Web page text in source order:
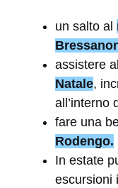
un salto al
assistere al
Natale,
all’interno
fare una
Rodengo.
In estate
escursioni